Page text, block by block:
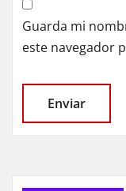
Guarda mi
este navegador